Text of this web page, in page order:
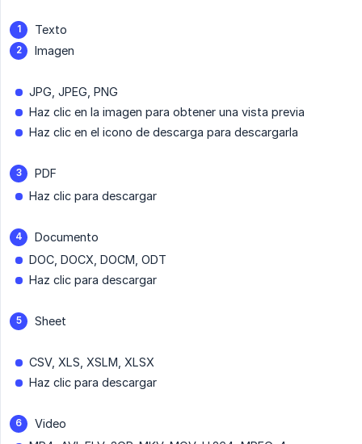
Texto
Imagen
JPG, JPEG, PNG
Haz clic en la imagen para obtener una vista previa
Haz clic en el icono de descarga para descargarla
PDF
Haz clic para descargar
Documento
DOC, DOCX, DOCM, ODT
Haz clic para descargar
Sheet
CSV, XLS, XSLM, XLSX
Haz clic para descargar
Video